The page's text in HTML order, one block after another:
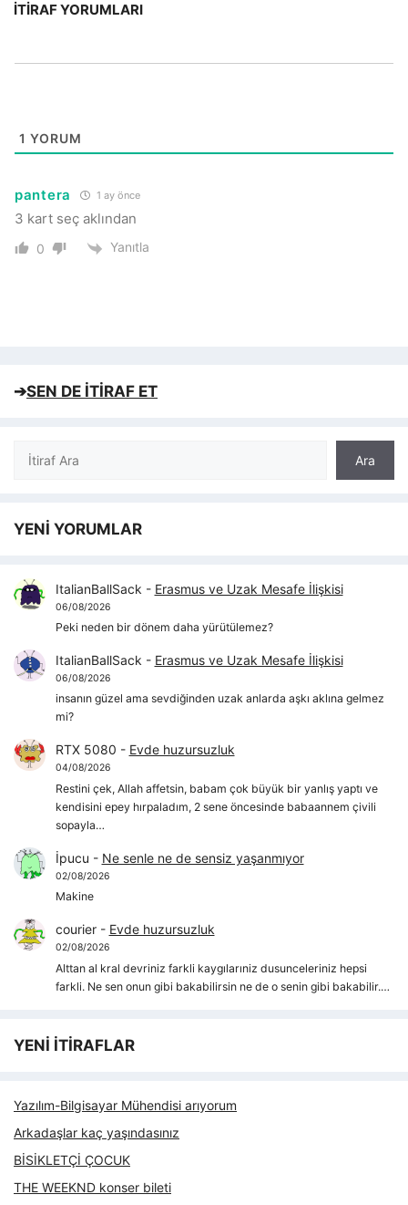
İTIRAF YORUMLARI
1 YORUM
pantera 1 ay önce
3 kart seç aklından
0 Yanıtla
➔SEN DE İTİRAF ET
Ara
Ara
YENİ YORUMLAR
ItalianBallSack - Erasmus ve Uzak Mesafe İlişkisi
06/08/2026
Peki neden bir dönem daha yürütülemez?
ItalianBallSack - Erasmus ve Uzak Mesafe İlişkisi
06/08/2026
insanın güzel ama sevdiğinden uzak anlarda aşkı aklına gelmez
mi?
RTX 5080 - Evde huzursuzluk
04/08/2026
Restini çek, Allah affetsin, babam çok büyük bir yanlış yaptı ve
kendisini epey hırpaladım, 2 sene öncesinde babaannem çivili
sopayla…
İpucu - Ne senle ne de sensiz yaşanmıyor
02/08/2026
Makine
courier- Evde huzursuzluk
02/08/2026
Alttan al kral devriniz farkli kaygılarıniz dusunceleriniz hepsi
farkli. Ne sen onun gibi bakabilirsin ne de o senin gibi bakabilir.…
YENİ İTİRAFLAR
Yazılım-Bilgisayar Mühendisi arıyorum
Arkadaşlar kaç yaşındasınız
BİSİKLETÇİ ÇOCUK
THE WEEKND konser bileti